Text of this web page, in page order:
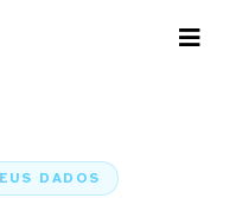
DADOS